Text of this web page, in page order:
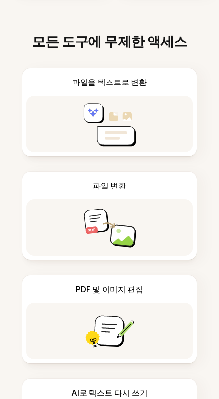
모든 도구에 무제한 액세스
파일을 텍스트로 변환
파일 변환
PDF 및 이미지 편집
AI로 텍스트 다시 쓰기